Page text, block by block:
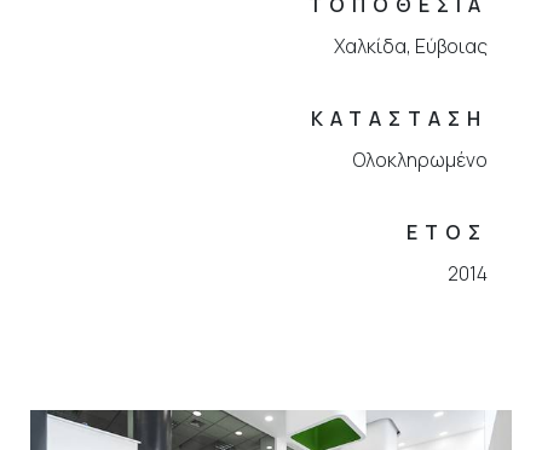
Χαλκίδα, Εύβοιας
ΚΑΤΑΣΤΑΣΗ
Ολοκληρωμένο
ΕΤΟΣ
2014